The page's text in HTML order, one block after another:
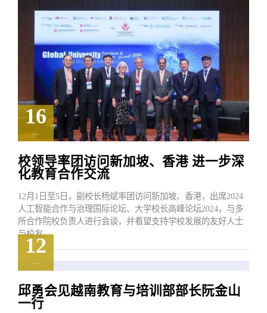
16
2024.12
校领导率团访问新加坡、香港 进一步深
化教育合作交流
12月1日至5日，副校长杨斌率团访问新加坡、香港，出席2024
人工智能合作与治理国际论坛、大学校长高峰论坛2024，与多
所合作院校负责人进行会谈，并看望支持学校发展的友好人士
与校友。
12
2024.12
邱勇会见越南教育与培训部部长阮金山
一行